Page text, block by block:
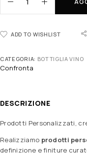
ADD TO WISHLIST
CATEGORIA: BOTTIGLIA VINO
Confronta
DESCRIZIONE
Prodotti Personalizzati,
Realizziamo prodotti
definizione e finiture